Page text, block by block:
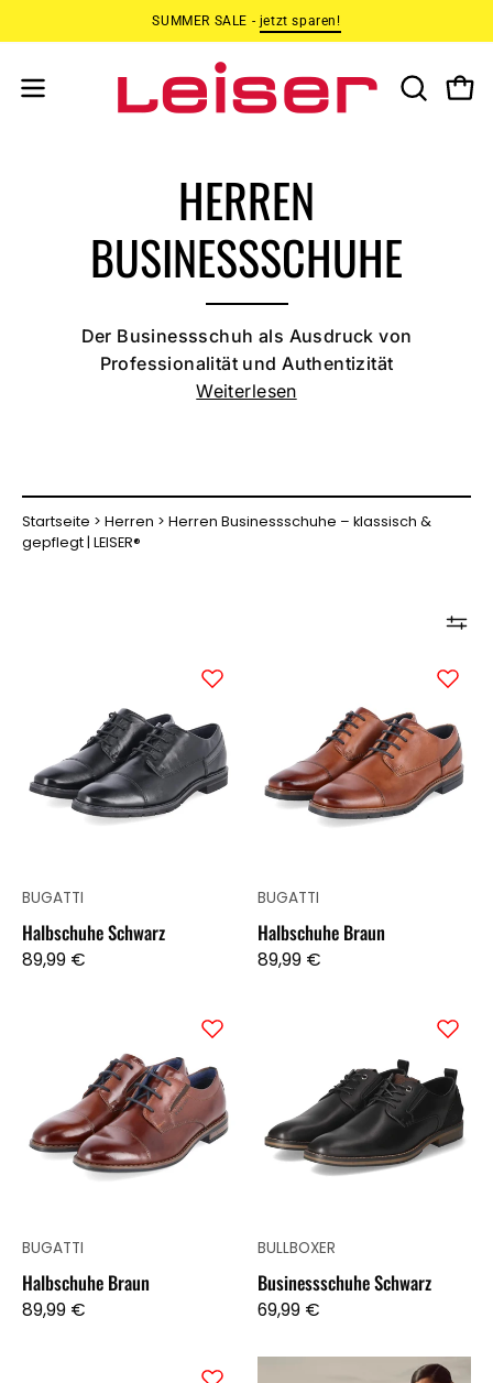
überspringen
SUMMER SALE - jetzt sparen!
Navigationsmenü
HERREN
BUSINESSSCHUHE
Der Businessschuh als Ausdruck von
Professionalität und Authentizität
Weiterlesen
Startseite Herren
Herren Businessschuhe – klassisch &
gepflegt | LEISER®
Halbschuhe
BUGATTI
Halbschuhe Schwarz
89,99 €
Halbschuhe
BUGATTI
Halbschuhe Braun
89,99 €
Halbschuhe
BUGATTI
Halbschuhe Braun
89,99 €
BULLBOXER
Businessschuhe Schwarz
69,99 €
Businessschuhe